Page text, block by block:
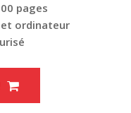
pages
ordinateur